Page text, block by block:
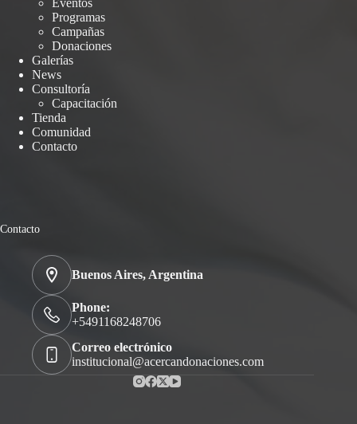
Eventos
Programas
Campañas
Donaciones
Galerías
News
Consultoría
Capacitación
Tienda
Comunidad
Contacto
Contacto
Buenos Aires, Argentina
Phone:
+5491168248706
Correo electrónico
institucional@acercandonaciones.com